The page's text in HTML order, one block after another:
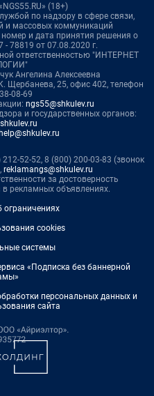
(18+)
по надзору в сфере связи,
и массовых коммуникаций
и дата принятия решения о
78819 от 07.08.2020 г.
ответственностью "ИНТЕРНЕТ
Ангелина Алексеевна
Щербанева, 25, офис 402, телефон
08-69
ngs55@shkulev.ru
и государственных органов:
52-52, 8 (800) 200-03-83 (звонок
reklamangs@shkulev.ru
за достоверность
рекламных объявлениях.
cookies
системы
«Подписка без баннерной
персональных данных и
сайта